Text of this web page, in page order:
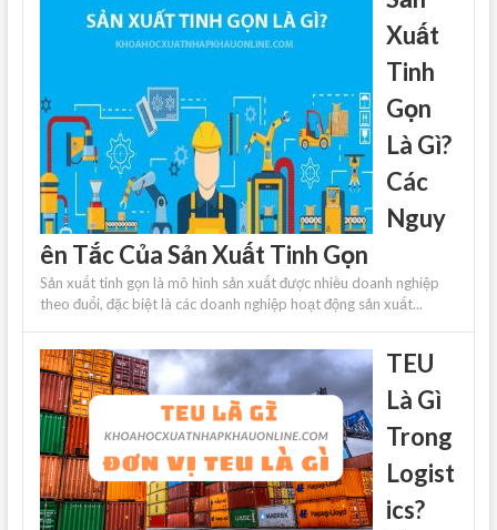
Xuất
Tinh
Gọn
Là Gì?
Các
Nguy
ên Tắc Của Sản Xuất Tinh Gọn
Sản xuất tinh gọn là mô hình sản xuất được nhiều doanh nghiệp
theo đuổi, đặc biệt là các doanh nghiệp hoạt động sản xuất...
TEU
Là Gì
Trong
Logist
ics?